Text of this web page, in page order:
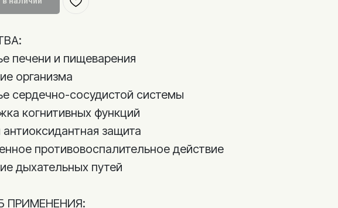
печени и пищеварения
организма
сердечно-сосудистой системы
когнитивных функций
защита
противовоспалительное действие
дыхательных путей
ПРИМЕНЕНИЯ: